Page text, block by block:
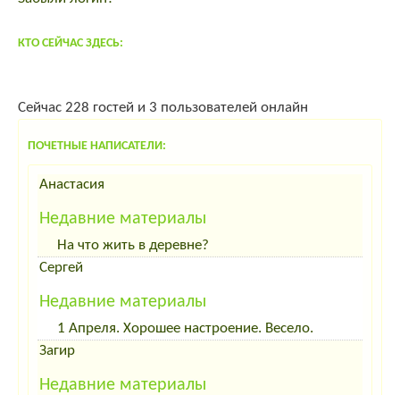
КТО СЕЙЧАС ЗДЕСЬ:
Сейчас 228 гостей и 3 пользователей онлайн
ПОЧЕТНЫЕ НАПИСАТЕЛИ:
Анастасия
Недавние материалы
На что жить в деревне?
Сергей
Недавние материалы
1 Апреля. Хорошее настроение. Весело.
Загир
Недавние материалы